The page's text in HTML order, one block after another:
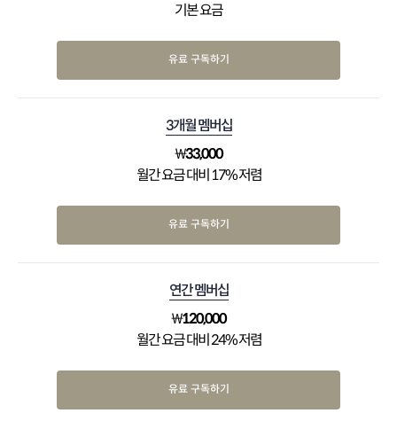
기본 요금
유료 구독하기
3개월 멤버십
₩33,000
월간 요금 대비 17% 저렴
유료 구독하기
연간 멤버십
₩120,000
월간 요금 대비 24% 저렴
유료 구독하기